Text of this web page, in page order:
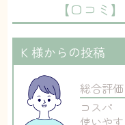
【口コミ
K 様からの投稿
総合評価
コスパ
使いやす